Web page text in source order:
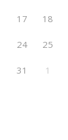
17 18
24 25
31 1